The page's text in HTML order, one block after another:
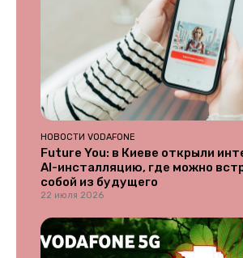
НОВОСТИ VODAFONE
Future You: в Киеве открыли
AI-инсталляцию, где можно
собой из будущего
22 июля 2026